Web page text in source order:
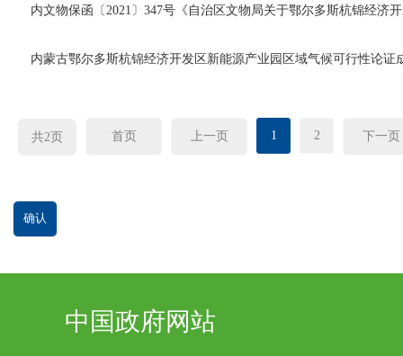
内文物保函〔2021〕347号《自治区文物局关于鄂尔多斯杭锦经济
内蒙古鄂尔多斯杭锦经济开发区新能源产业园区域气候可行性论证
共2 页 首页 上一页 1 2 下一页
中国政府网站